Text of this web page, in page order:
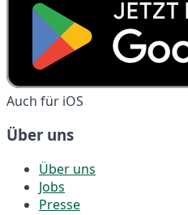
Auch für iOS
Über uns
Über uns
Jobs
Presse